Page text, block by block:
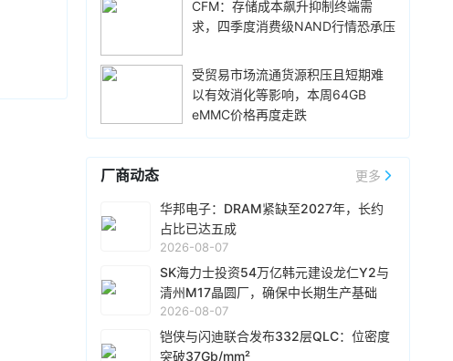
系统。目前，Mate 80系列累计总销量已经正式
突破800万台，预计今年10月份前后累计销量就
能破千万，整个系列的破千万速度明显快于上一
代Mate系列旗舰。
A扩产完成后，厂内空间几乎已全数用尽。为应对
客户对2029 年以后产能的强烈需求，公司启动
及量产，未来将支援16纳米、14纳米及12纳米制
程，实际产出与营收贡献则主要落在2030年。未
来产品将涵盖标准型DRAM、CUBE、Wafer-on-
Wafer、客制化ASIC存储芯片及矽电容等。
前天 08-07 10:43
威刚公布7月营收，单月合并营收达183.8亿元新
台币，环比增长25.4%，同比暴增331.3%，连续
第5个月改写历史新高。从产品组合来看，DRAM
营收达140.8亿元，占整体比重76.6%；SSD占比
20.1%，存储卡、随身碟及其他产品则占3.3%。
前天 08-07 10:14
据媒体报道，威刚近日在法说会上表示，在需求
增加、价格走高及货源稳定的三大有利因素带动
下，预期第3季度营运将优于第2季度，并进一步
扩大全年营运成果。公司看好第4季度到2027年
趋势。目前存储市场供给持续紧张，预计2027年
DRAM供给将较2026年更吃紧。随着PC和服务器
平台持续升级，DDR5已成为市场主流，长期而
言，DDR5将比DDR4更紧缺。
前天 08-07 10:13
由于对AI基础设施的投资导致其季度自由现金流
转为赤字，谷歌母公司Alphabet再次寻求在债券
市场获得大规模融资。Alphabet宣布计划发行总
额高达250亿美元的美元计价公司债券。该债券
将分为10个档次，期限从2年到40年不等。其中
期限最长的40年期债券，其发行利率预计比美国
烈，认购额超过发行规模的四倍，总额达1150亿
前天 08-07 10:02
据外媒报道，为应对 HBM 内存供应短缺问题，英
伟达考虑降低 Rubin Ultra GPU 配置。报道援引
知情人士消息称，在过去数周时间里英伟达内部
至少测试了 3 种低 HBM 配置的 Rubin Ultra
CFM：存储成本飙升抑制终端需
求，四季度消费级NAND行情恐承压
受贸易市场流通货源积压且短期难
以有效消化等影响，本周64GB
eMMC价格再度走跌
厂商动态 更多
华邦电子：DRAM紧缺至2027年，长约
占比已达五成
2026-08-07
SK海力士投资54万亿韩元建设龙仁Y2与
清州M17晶圆厂，确保中长期生产基础
2026-08-07
铠侠与闪迪联合发布332层QLC：位密度
突破37Gb/mm²